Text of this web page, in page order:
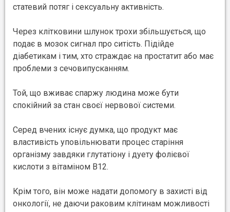
статевий потяг і сексуальну активність.
Через клітковини шлунок трохи збільшується, що
подає в мозок сигнал про ситість. Підійде
діабетикам і тим, хто страждає на простатит або має
проблеми з сечовипусканням.
Той, що вживає спаржу людина може бути
спокійний за стан своєї нервової системи.
Серед вчених існує думка, що продукт має
властивість уповільнювати процес старіння
організму завдяки глутатіону і дуету фолієвої
кислоти з вітаміном B12.
Крім того, він може надати допомогу в захисті від
онкології, не даючи раковим клітинам можливості